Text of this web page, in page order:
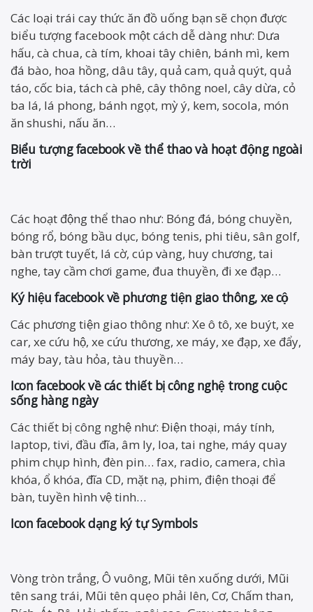
Các loại trái cay thức ăn đồ uống bạn sẽ chọn được
biểu tượng facebook một cách dễ dàng như: Dưa
hấu, cà chua, cà tím, khoai tây chiên, bánh mì, kem
đá bào, hoa hồng, dâu tây, quả cam, quả quýt, quả
táo, cốc bia, tách cà phê, cây thông noel, cây dừa, cỏ
ba lá, lá phong, bánh ngọt, mỳ ý, kem, socola, món
ăn shushi, nấu ăn…
Biểu tượng facebook về thể thao và hoạt động ngoài
trời
Các hoạt động thể thao như: Bóng đá, bóng chuyền,
bóng rổ, bóng bầu dục, bóng tenis, phi tiêu, sân golf,
bàn trượt tuyết, lá cờ, cúp vàng, huy chương, tai
nghe, tay cầm chơi game, đua thuyền, đi xe đạp…
Ký hiệu facebook về phương tiện giao thông, xe cộ
Các phương tiện giao thông như: Xe ô tô, xe buýt, xe
car, xe cứu hộ, xe cứu thương, xe máy, xe đạp, xe đẩy,
máy bay, tàu hỏa, tàu thuyền…
Icon facebook về các thiết bị công nghệ trong cuộc
sống hàng ngày
Các thiết bị công nghệ như: Điện thoại, máy tính,
laptop, tivi, đầu đĩa, âm ly, loa, tai nghe, máy quay
phim chụp hình, đèn pin… fax, radio, camera, chìa
khóa, ổ khóa, đĩa CD, mặt nạ, phim, điện thoại để
bàn, tuyền hình vệ tinh…
Icon facebook dạng ký tự Symbols
Vòng tròn trắng, Ô vuông, Mũi tên xuống dưới, Mũi
tên sang trái, Mũi tên quẹo phải lên, Cơ, Chấm than,